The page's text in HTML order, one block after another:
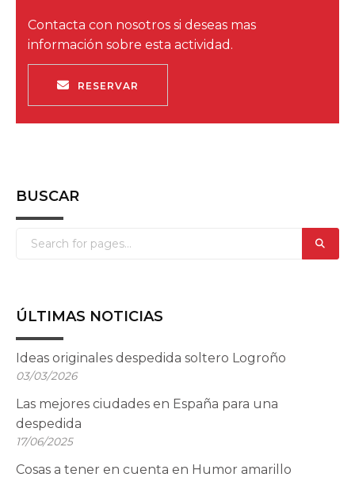
Contacta con nosotros si deseas mas
información sobre esta actividad.
RESERVAR
BUSCAR
ÚLTIMAS NOTICIAS
Ideas originales despedida soltero Logroño
03/03/2026
Las mejores ciudades en España para una
despedida
17/06/2025
Cosas a tener en cuenta en Humor amarillo